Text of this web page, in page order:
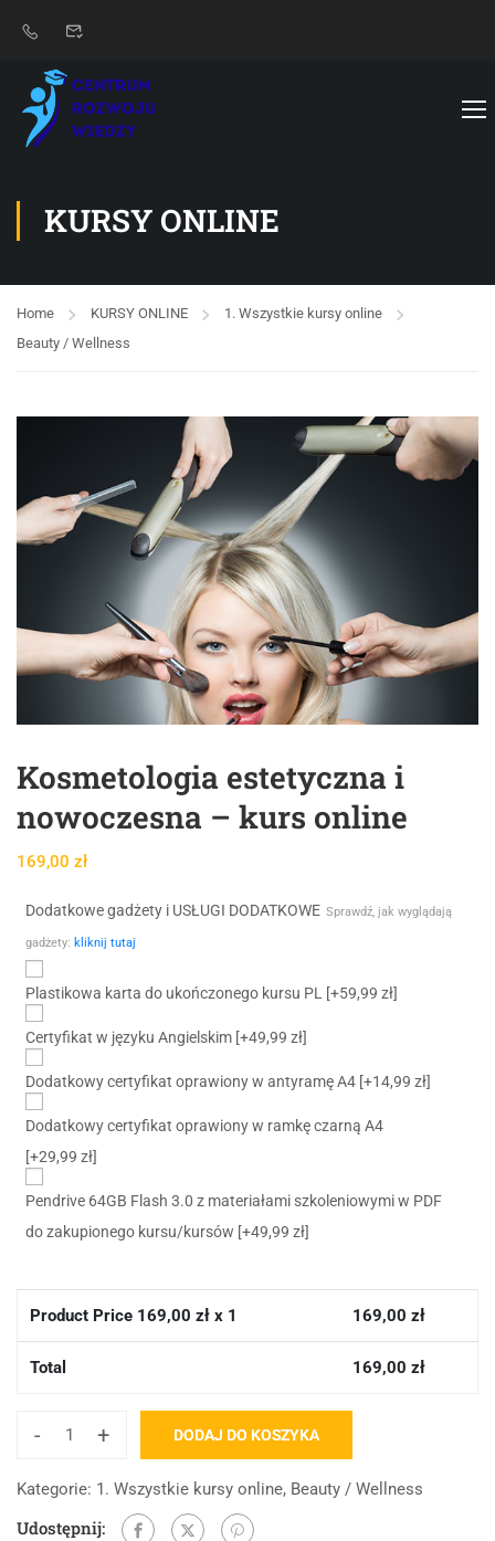
KURSY ONLINE
Home KURSY ONLINE
1. Wszystkie kursy online
Beauty / Wellness
Kosmetologia estetyczna i
nowoczesna – kurs online
169,00 zł
Dodatkowe gadżety i USŁUGI DODATKOWE Sprawdź, jak wyglądają
gadżety: kliknij tutaj
Plastikowa karta do ukończonego kursu PL [+59,99 zł]
Certyfikat w języku Angielskim [+49,99 zł]
Dodatkowy certyfikat oprawiony w antyramę A4 [+14,99 zł]
Dodatkowy certyfikat oprawiony w ramkę czarną A4
[+29,99 zł]
Pendrive 64GB Flash 3.0 z materiałami szkoleniowymi w PDF
do zakupionego kursu/kursów [+49,99 zł]
Product Price 169,00 zł x 1 169,00 zł
Total 169,00 zł
- + DODAJ DO KOSZYKA
Kategorie: 1. Wszystkie kursy online, Beauty / Wellness
Udostępnij: